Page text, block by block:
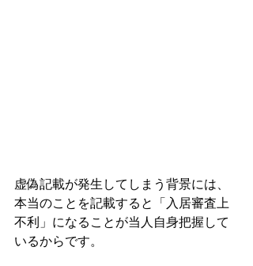
虚偽記載が発生してしまう背景には、
本当のことを記載すると「入居審査上
不利」になることが当人自身把握して
いるからです。